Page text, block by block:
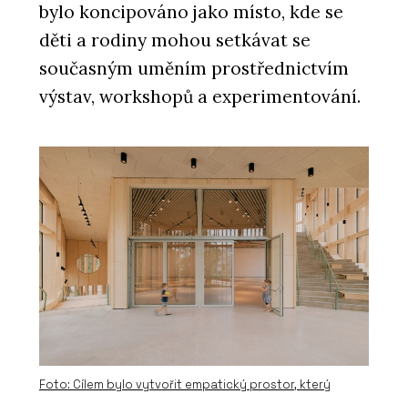
bylo koncipováno jako místo, kde se
děti a rodiny mohou setkávat se
současným uměním prostřednictvím
výstav, workshopů a experimentování.
Foto: Cílem bylo vytvořit empatický prostor, který